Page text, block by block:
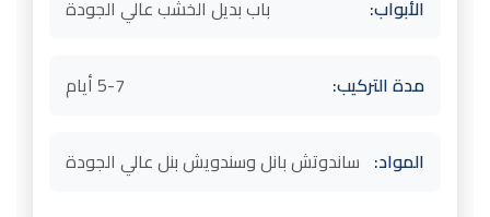
الأبواب: باب بديل الخشب عالي الجودة
مدة التركيب: 5-7 أيام
المواد: ساندوتش بانل وسندويش بنل عالي الجودة